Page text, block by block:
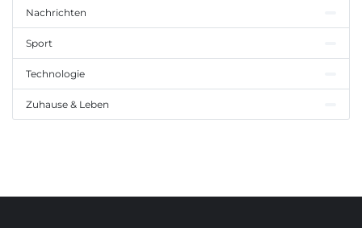
Nachrichten
Sport
Technologie
Zuhause & Leben